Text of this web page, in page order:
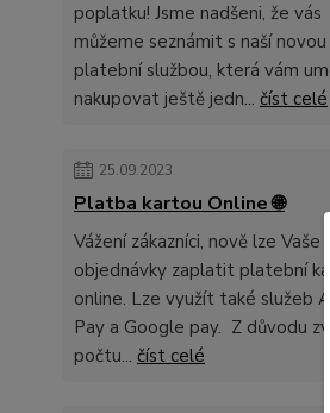
poplatku! Jsme nadšeni, že vás
můžeme seznámit s naší novou
platební službou, která vám
nakupovat ještě jedn... číst celé
25.09.2023
Platba kartou Online 🌐
Vážení zákazníci, nově lze Vaše
objednávky zaplatit platební
online. Lze využít také služeb
Pay a Google pay. Z důvodu
počtu... číst celé